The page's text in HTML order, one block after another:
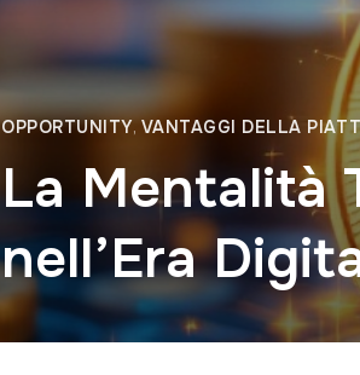
OPPORTUNITY, VANTAGGI DELLA
La Mentalità
nell’Era